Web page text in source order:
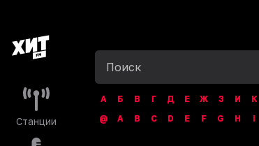
Станции
А Б В Г Д Е Ж З И К
@
A B C D E F G H I